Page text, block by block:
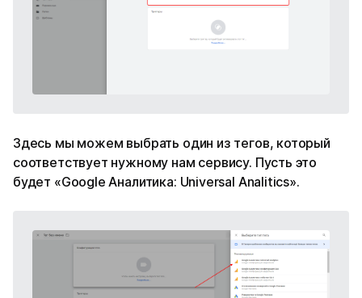
Здесь мы можем выбрать один из тегов, который
соответствует нужному нам сервису. Пусть это
будет «Google Аналитика: Universal Analitics».